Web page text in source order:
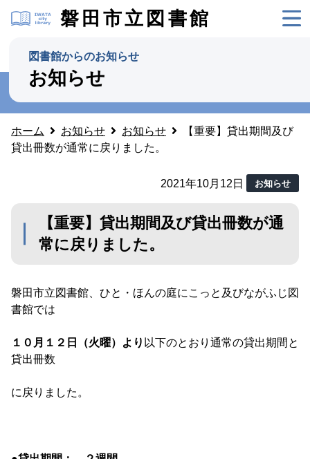
磐田市立図書館
図書館からのお知らせ
お知らせ
ホーム お知らせ お知らせ
【重要】貸出期間及び
貸出冊数が通常に戻りました。
2021年10月12日 お知らせ
【重要】貸出期間及び貸出冊数が通
常に戻りました。
磐田市立図書館、ひと・ほんの庭にこっと及びながふじ図
書館では
１０月１２日（火曜） より 以下のとおり通常の貸出期間と
貸出冊数
に戻りました。